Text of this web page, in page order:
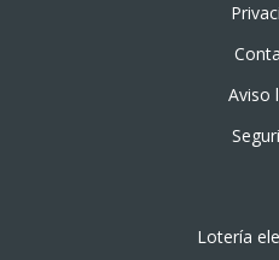
Aviso
Lotería